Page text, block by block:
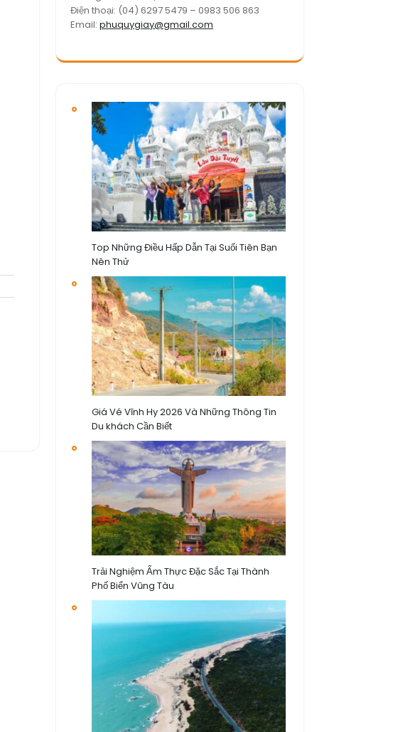
Điện thoại: (04) 6297 5479 – 0983 506 863
Email: phuquygiay@gmail.com
Top Những Điều Hấp Dẫn Tại Suối Tiên Bạn
Nên Thử
Giá Vé Vĩnh Hy 2026 Và Những Thông Tin
Du khách Cần Biết
Trải Nghiệm Ẩm Thực Đặc Sắc Tại Thành
Phố Biển Vũng Tàu